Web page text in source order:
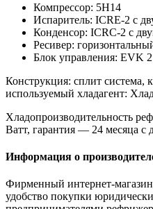
Компрессор: 5H14
Испаритель: ICRE-2 с
Конденсор: ICRC-2 с
Ресивер:
Блок управления: EVK
Конструкция: сплит система,
используемый хладагент:
Хладопроизводительность
Ватт, гарантия — 24 месяца с
Информация о
Фирменный интернет-магазин
удобство покупки